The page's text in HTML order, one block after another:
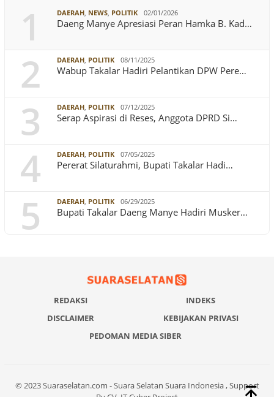
1 DAERAH NEWS POLITIK 02/01/2026
Daeng Manye Apresiasi Peran Hamka B. Kad…
2 DAERAH POLITIK 08/11/2025
Wabup Takalar Hadiri Pelantikan DPW Pere…
3 DAERAH POLITIK 07/12/2025
Serap Aspirasi di Reses, Anggota DPRD Si…
4 DAERAH POLITIK 07/05/2025
Pererat Silaturahmi, Bupati Takalar Hadi…
5 DAERAH POLITIK 06/29/2025
Bupati Takalar Daeng Manye Hadiri Musker…
REDAKSI
INDEKS
DISCLAIMER
KEBIJAKAN PRIVASI
PEDOMAN MEDIA SIBER
© 2023 Suaraselatan.com - Suara Selatan Suara Indonesia , Support